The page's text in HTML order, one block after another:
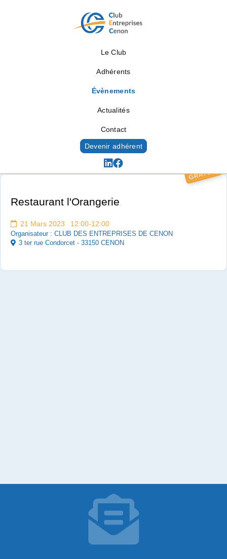
Le Club
Adhérents
Évènements
Actualités
Contact
Devenir adhérent
GRATUIT
Restaurant l'Orangerie
21 Mars 2023 12:00-12:00
Organisateur : CLUB DES ENTREPRISES DE CENON
3 ter rue Condorcet - 33150 CENON